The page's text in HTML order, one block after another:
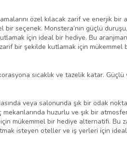
özel kılacak zarif ve enerjik bir
bir seçenek. Monstera’nın güçlü
için ideal bir hediye. Bu
zarif bir şekilde kutlamak için
sıcaklık ve tazelik katar.
veya salonunda şık bir odak
mekanlarında huzurlu ve şık bir
için mükemmel bir hediye alternatifi.
isteyen oteller ve iş yerleri için ideal